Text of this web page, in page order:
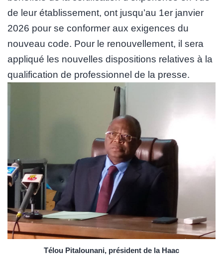
de leur établissement, ont jusqu’au 1er janvier
2026 pour se conformer aux exigences du
nouveau code. Pour le renouvellement, il sera
appliqué les nouvelles dispositions relatives à la
qualification de professionnel de la presse.
Télou Pitalounani, président de la Haac